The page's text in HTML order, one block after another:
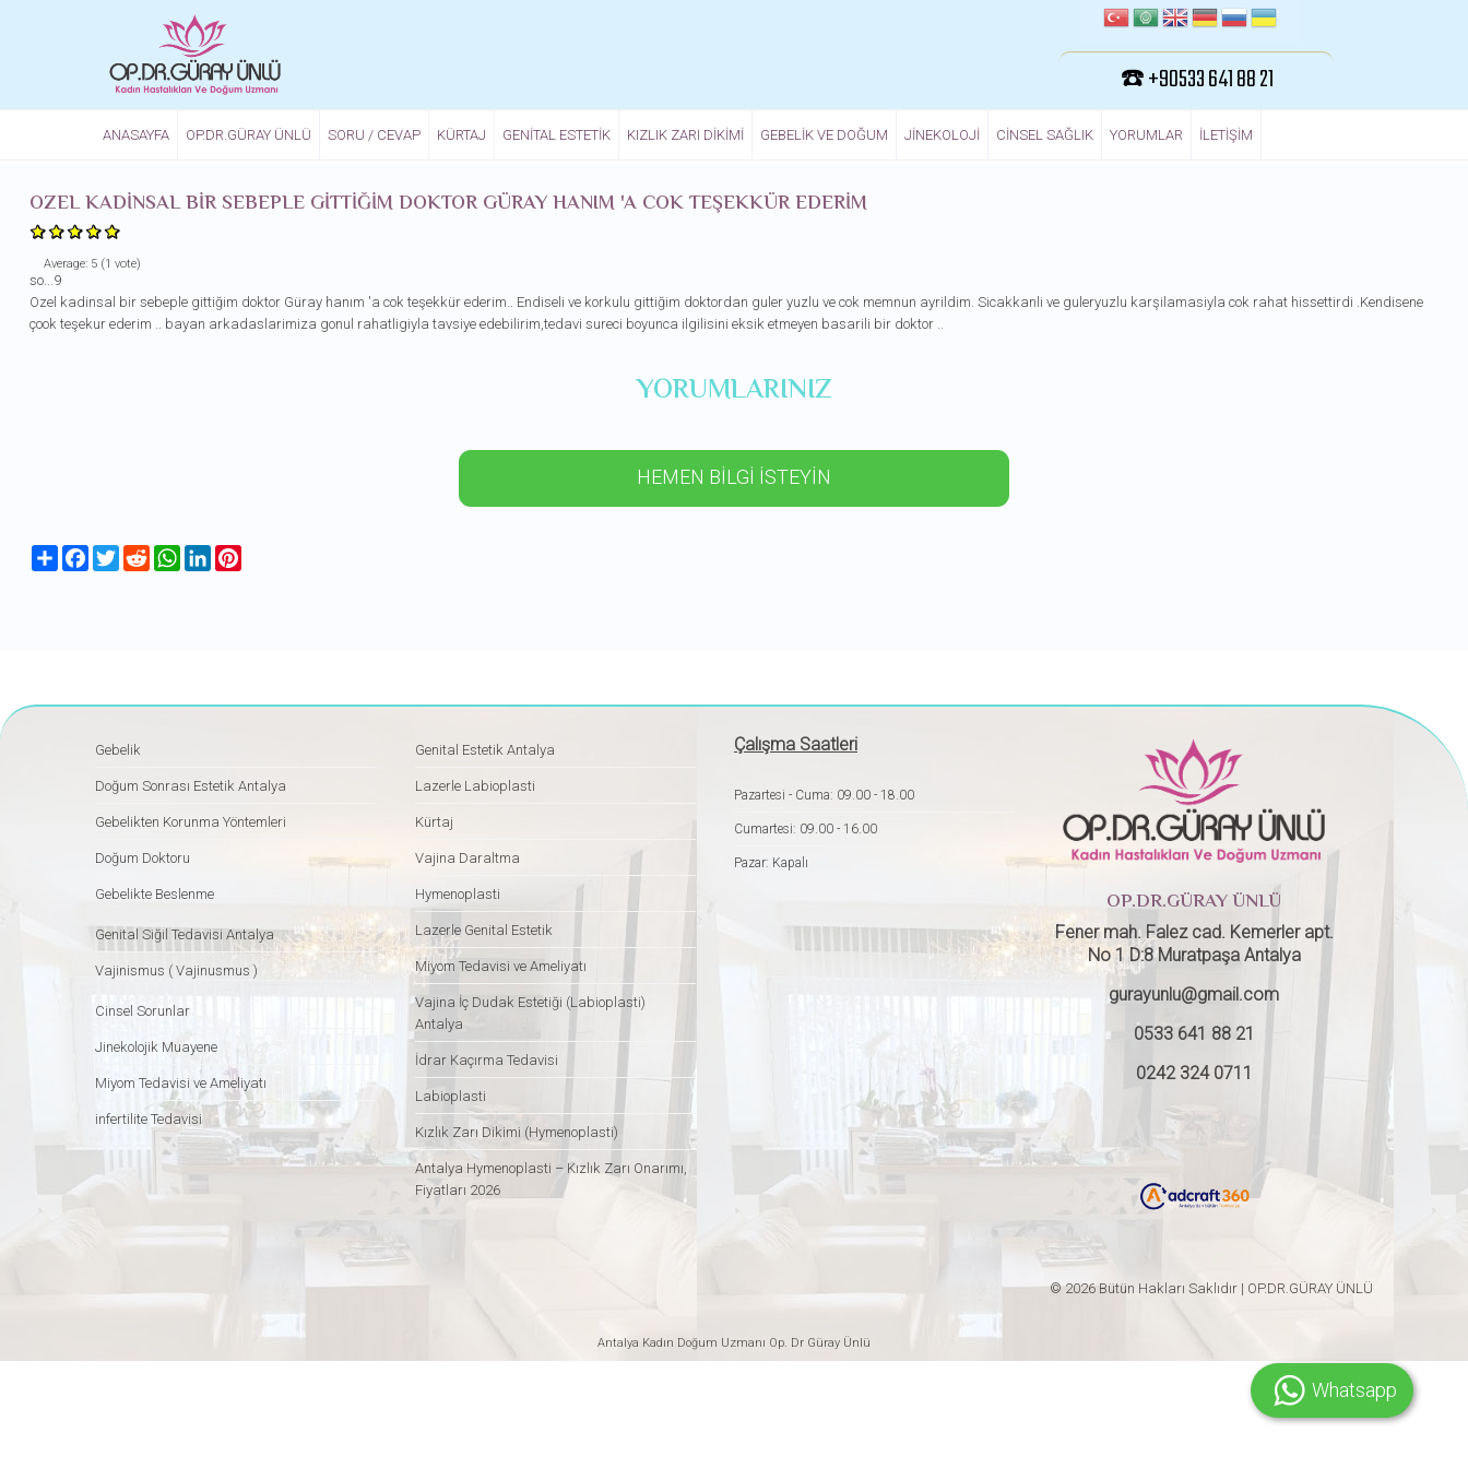
☎️ +90533 641 88 21
ANASAYFA OP.DR.GÜRAY ÜNLÜ SORU / CEVAP KÜRTAJ GENITAL ESTETIK KIZLIK ZARI DIKIMI GEBELIK VE DOĞUM JINEKOLOJI CINSEL SAĞLIK YORUMLAR ILETIŞIM
OZEL KADINSAL BIR SEBEPLE GITTIĞIM DOKTOR GÜRAY HANIM 'A COK TEŞEKKÜR EDERIM
Average: 5 (1 vote)
so...9
Ozel kadinsal bir sebeple gittiğim doktor Güray hanım 'a cok teşekkür ederim.. Endiseli ve korkulu gittiğim doktordan guler yuzlu ve cok memnun ayrildim. Sicakkanli ve guleryuzlu karşilamasiyla cok rahat hissettirdi .Kendisene
çook teşekur ederim .. bayan arkadaslarimiza gonul rahatligiyla tavsiye edebilirim,tedavi sureci boyunca ilgilisini eksik etmeyen basarili bir doktor ..
YORUMLARINIZ
HEMEN BİLGİ İSTEYİN
Share Facebook
TwitterRedditWhatsApp
LinkedIn
Gebelik
Doğum Sonrası Estetik Antalya
Gebelikten Korunma Yöntemleri
Doğum Doktoru
Gebelikte Beslenme
Genital Siğil Tedavisi Antalya
Vajinismus ( Vajinusmus )
Cinsel Sorunlar
Jinekolojik Muayene
Miyom Tedavisi ve Ameliyatı
infertilite Tedavisi
Genital Estetik Antalya
Lazerle Labioplasti
Kürtaj
Vajina Daraltma
Hymenoplasti
Lazerle Genital Estetik
Miyom Tedavisi ve Ameliyatı
Vajina İç Dudak Estetiği (Labioplasti)
Antalya
İdrar Kaçırma Tedavisi
Labioplasti
Kızlık Zarı Dikimi (Hymenoplasti)
Antalya Hymenoplasti – Kızlık Zarı Onarımı,
Fiyatları 2026
Çalışma Saatleri
Pazartesi - Cuma: 09.00 - 18.00
Cumartesi: 09.00 - 16.00
Pazar: Kapalı
OP.DR.GÜRAY ÜNLÜ
Fener mah. Falez cad. Kemerler apt.
No 1 D:8 Muratpaşa Antalya
gurayunlu@gmail.com
0533 641 88 21
0242 324 0711
© 2026 Bütün Hakları Saklıdır | OP.DR.GÜRAY ÜNLÜ
Antalya Kadın Doğum Uzmanı Op. Dr Güray Ünlü
Whatsapp